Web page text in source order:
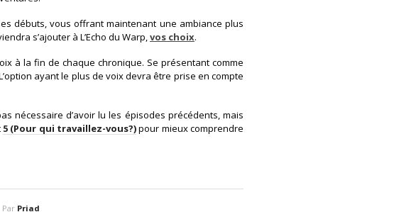
débuts, vous offrant maintenant une ambiance plus
s’ajouter à L’Echo du Warp,vos choix.
à la fin de chaque chronique. Se présentant comme
ayant le plus de voix devra être prise en compte
nécessaire d’avoir lu les épisodes précédents, mais
5 (Pour qui travaillez-vous?)pour mieux comprendre
Par Priad